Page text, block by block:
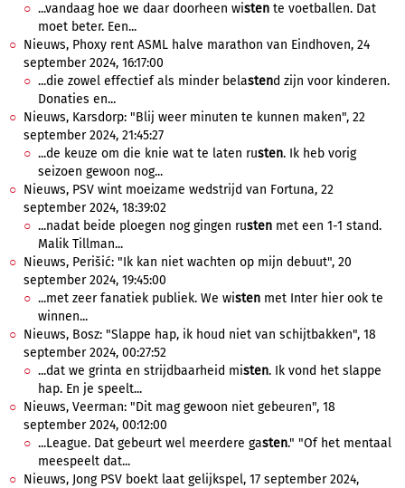
...vandaag hoe we daar doorheen wisten te voetballen. Dat
moet beter. Een...
Nieuws, Phoxy rent ASML halve marathon van Eindhoven, 24
september 2024, 16:17:00
...die zowel effectief als minder belastend zijn voor kinderen.
Donaties en...
Nieuws, Karsdorp: "Blij weer minuten te kunnen maken", 22
september 2024, 21:45:27
...de keuze om die knie wat te laten rusten. Ik heb vorig
seizoen gewoon nog...
Nieuws, PSV wint moeizame wedstrijd van Fortuna, 22
september 2024, 18:39:02
...nadat beide ploegen nog gingen rusten met een 1-1 stand.
Malik Tillman...
Nieuws, Perišić: "Ik kan niet wachten op mijn debuut", 20
september 2024, 19:45:00
...met zeer fanatiek publiek. We wisten met Inter hier ook te
winnen...
Nieuws, Bosz: "Slappe hap, ik houd niet van schijtbakken", 18
september 2024, 00:27:52
...dat we grinta en strijdbaarheid misten. Ik vond het slappe
hap. En je speelt...
Nieuws, Veerman: "Dit mag gewoon niet gebeuren", 18
september 2024, 00:12:00
...League. Dat gebeurt wel meerdere gasten." "Of het mentaal
meespeelt dat...
Nieuws, Jong PSV boekt laat gelijkspel, 17 september 2024,